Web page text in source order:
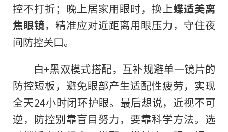
控不打折；晚上居家用眼时，换上蝶适美离
焦眼镜，精准应对近距离用眼压力，守住夜
间防控关口。
白+黑双模式搭配，互补规避单一镜片的
防控短板，避免眼部产生适配性疲劳，实现
全天24小时闭环护眼。最后想说，近视不可
逆，防控别靠盲目努力，要靠科学方法。选